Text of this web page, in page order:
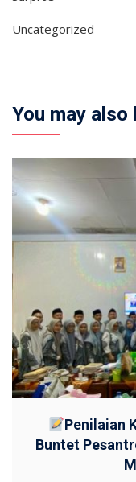
Uncategorized
You may also
Penilaian
Buntet